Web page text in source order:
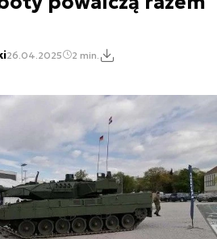
26.04.2025 2 min.